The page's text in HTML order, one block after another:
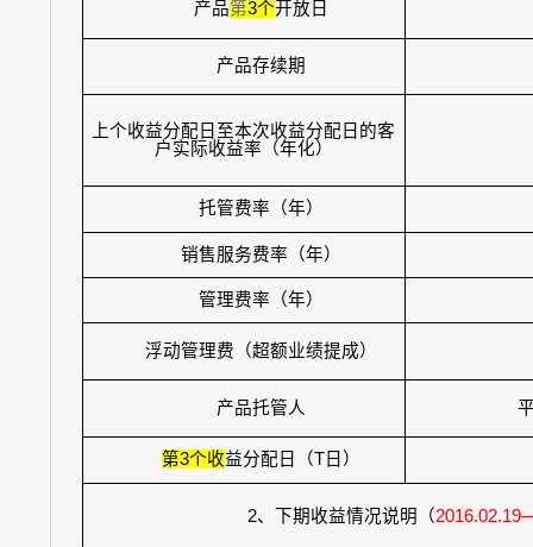
产品第3个开放日
产品存续期
上个收益分配日至本次收益分配日的客
户实际收益率（年化）
托管费率（年）
销售服务费率（年）
管理费率（年）
浮动管理费（超额业绩提成）
产品托管人
第3个收益分配日（T日）
2、下期收益情况说明（